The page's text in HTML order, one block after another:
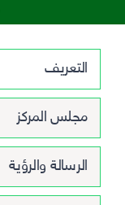
التعريف
مجلس المركز
الرسالة والرؤية